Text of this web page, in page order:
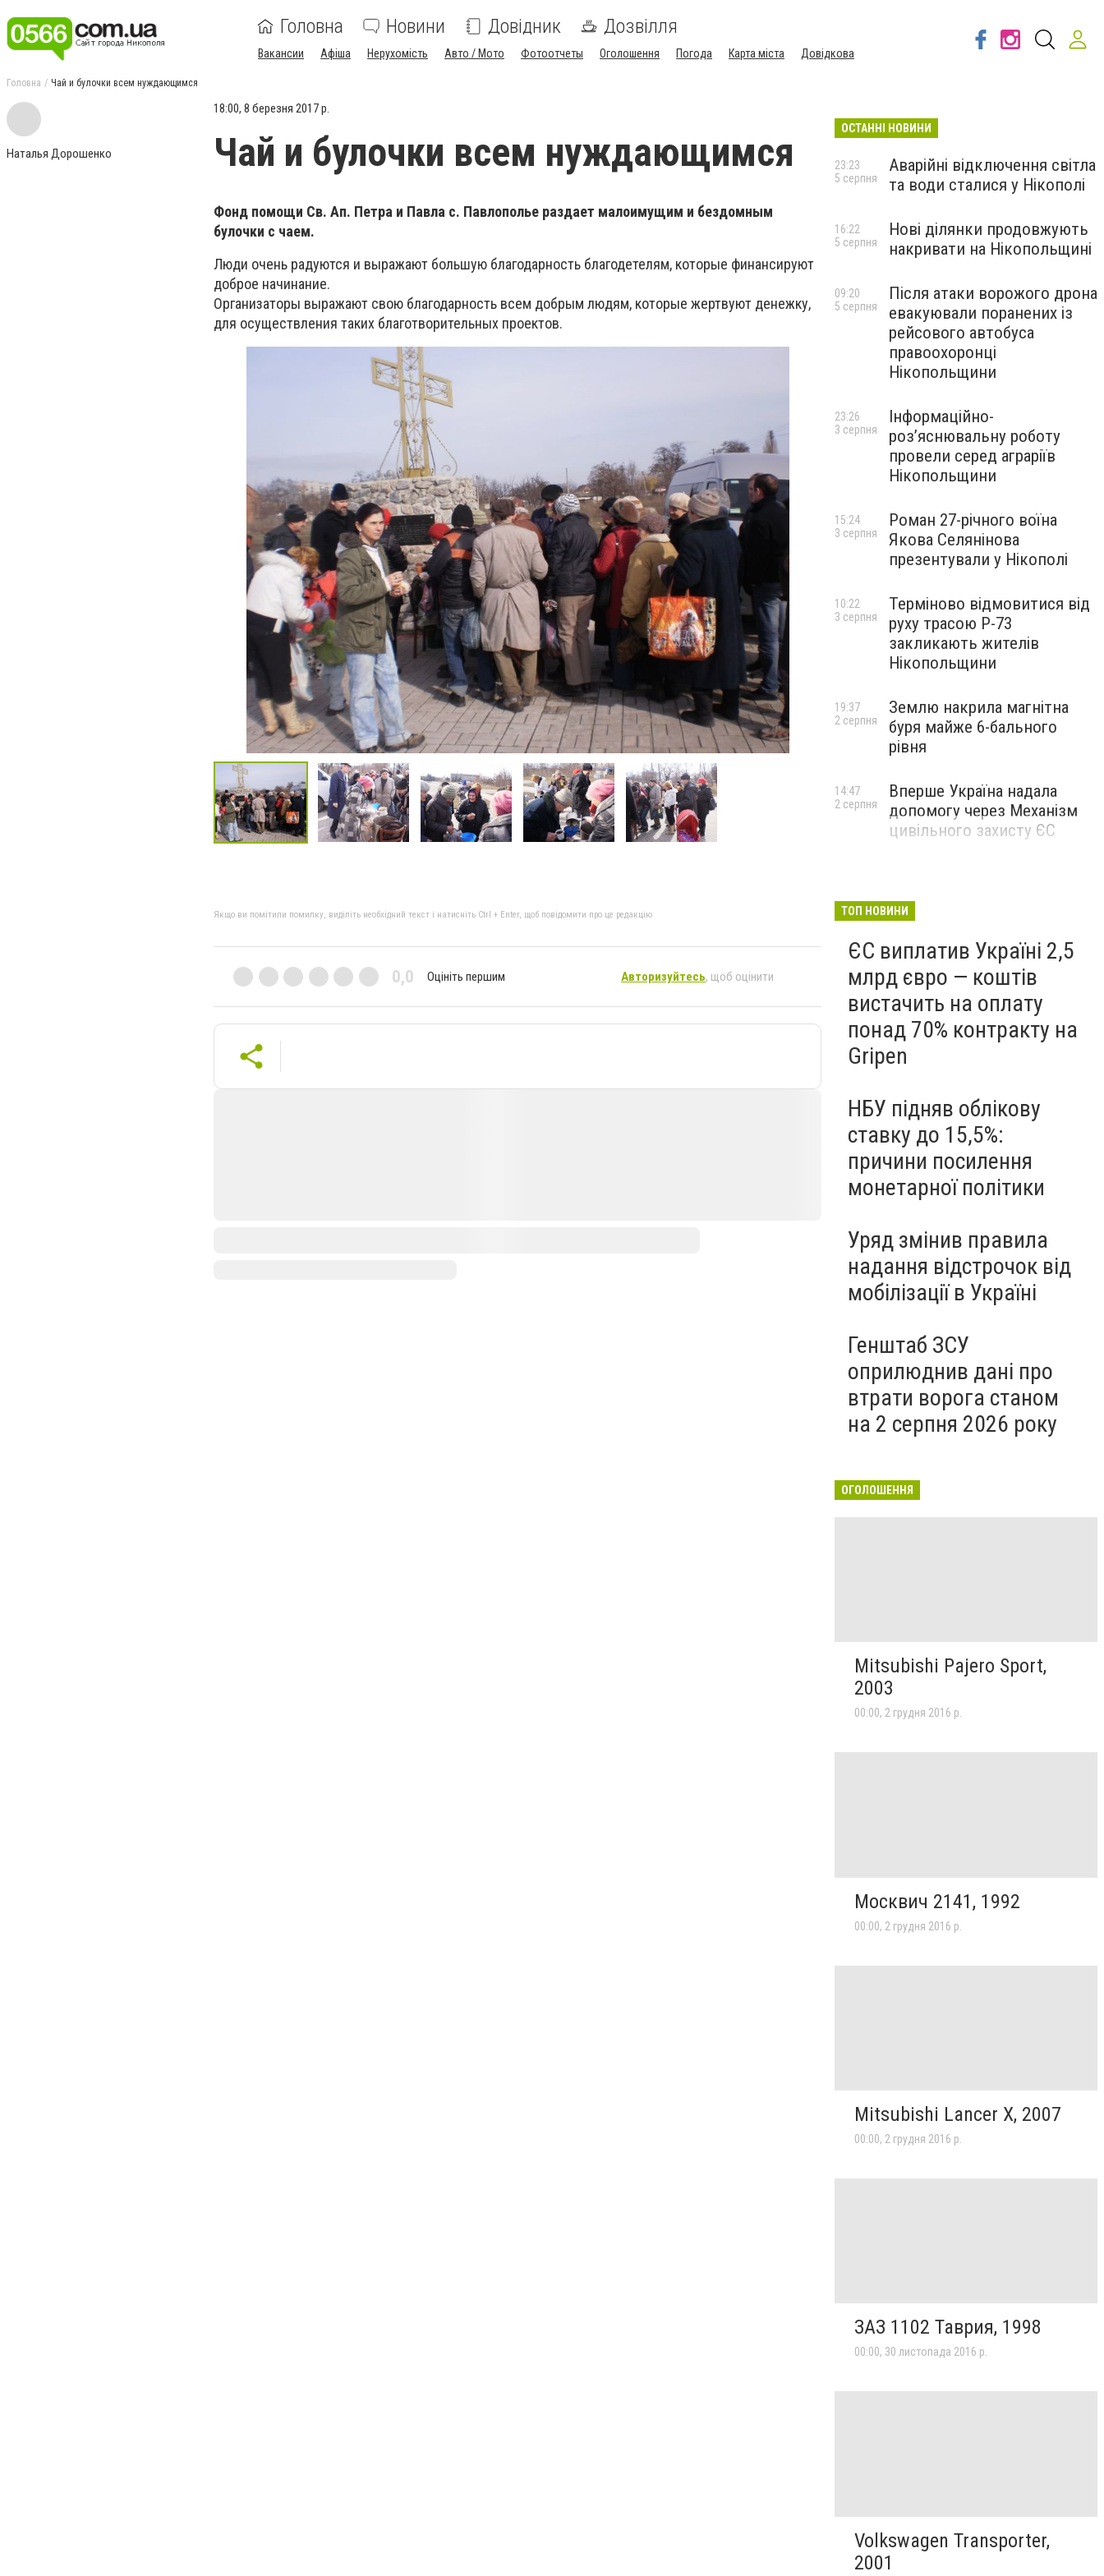
Головна Новини Довідник Дозвілля
Вакансии Афіша Нерухомість Авто / Мото Фотоотчеты Оголошення Погода Карта міста Довідкова
Головна Чай и булочки всем нуждающимся
Наталья Дорошенко
18:00, 8 березня 2017 р.
Чай и булочки всем нуждающимся
Фонд помощи Св. Ап. Петра и Павла с. Павлополье раздает малоимущим и бездомным
булочки с чаем.
Люди очень радуются и выражают большую благодарность благодетелям, которые финансируют
доброе начинание.
Организаторы выражают свою благодарность всем добрым людям, которые жертвуют денежку,
для осуществления таких благотворительных проектов.
Якщо ви помітили помилку, виділіть необхідний текст і натисніть Ctrl + Enter, щоб повідомити про це редакцію
0,0 Оцініть першим Авторизуйтесь, щоб оцінити
ОСТАННІ НОВИНИ
Аварійні відключення світла
та води сталися у Нікополі
23:23
5 серпня
Нові ділянки продовжують
накривати на Нікопольщині
16:22
5 серпня
Після атаки ворожого дрона
евакуювали поранених із
рейсового автобуса
правоохоронці
Нікопольщини
09:20
5 серпня
Інформаційно-
роз’яснювальну роботу
провели серед аграріїв
Нікопольщини
23:26
3 серпня
Роман 27-річного воїна
Якова Селянінова
презентували у Нікополі
15:24
3 серпня
Терміново відмовитися від
руху трасою Р-73
закликають жителів
Нікопольщини
10:22
3 серпня
Землю накрила магнітна
буря майже 6-бального
рівня
19:37
2 серпня
Вперше Україна надала
допомогу через Механізм
цивільного захисту ЄС
14:47
2 серпня
ТОП НОВИНИ
ЄС виплатив Україні 2,5
млрд євро — коштів
вистачить на оплату
понад 70% контракту на
Gripen
НБУ підняв облікову
ставку до 15,5%:
причини посилення
монетарної політики
Уряд змінив правила
надання відстрочок від
мобілізації в Україні
Генштаб ЗСУ
оприлюднив дані про
втрати ворога станом
на 2 серпня 2026 року
ОГОЛОШЕННЯ
Mitsubishi Pajero Sport,
2003
00:00, 2 грудня 2016 р.
Москвич 2141, 1992
00:00, 2 грудня 2016 р.
Mitsubishi Lancer X, 2007
00:00, 2 грудня 2016 р.
ЗАЗ 1102 Таврия, 1998
00:00, 30 листопада 2016 р.
Volkswagen Transporter,
2001